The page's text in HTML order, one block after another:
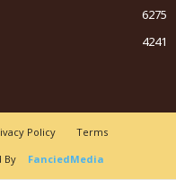
6275
4241
Policy
Terms
By
FanciedMedia